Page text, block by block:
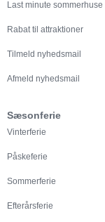
Last minute sommerhuse
Rabat til attraktioner
Tilmeld nyhedsmail
Afmeld nyhedsmail
Sæsonferie
Vinterferie
Påskeferie
Sommerferie
Efterårsferie